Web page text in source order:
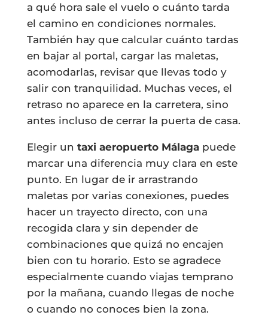
a qué hora sale el vuelo o cuánto tarda
el camino en condiciones normales.
También hay que calcular cuánto tardas
en bajar al portal, cargar las maletas,
acomodarlas, revisar que llevas todo y
salir con tranquilidad. Muchas veces, el
retraso no aparece en la carretera, sino
antes incluso de cerrar la puerta de casa.
Elegir un taxi aeropuerto Málagapuede
marcar una diferencia muy clara en este
punto. En lugar de ir arrastrando
maletas por varias conexiones, puedes
hacer un trayecto directo, con una
recogida clara y sin depender de
combinaciones que quizá no encajen
bien con tu horario. Esto se agradece
especialmente cuando viajas temprano
por la mañana, cuando llegas de noche
o cuando no conoces bien la zona.